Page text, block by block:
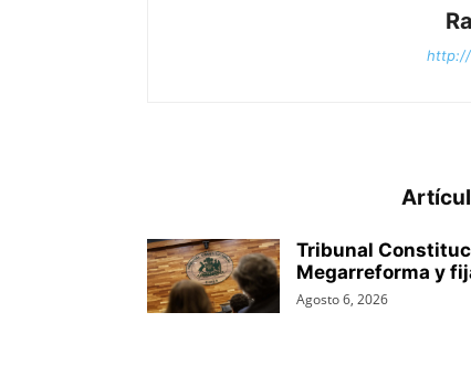
http://
Tribunal
Megarreforma y
Agosto 6, 2026